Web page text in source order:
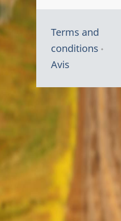
Terms and
conditions
Avis